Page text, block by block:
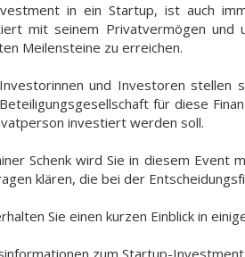
in ein Startup, ist auch
mit seinem Privatvermögen und
Meilensteine zu erreichen.
und Investoren stellen
für diese
investiert werden soll.
Schenk wird Sie in diesem Event
klären, die bei der
Sie einen kurzen Einblick in
zum Startup-